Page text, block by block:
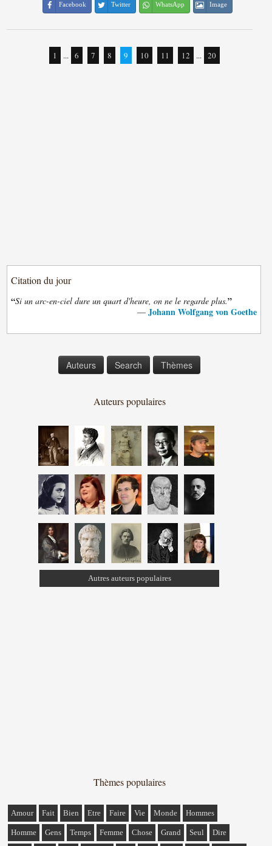
Facebook Twitter WhatsApp Image
1 ... 6 7 8 9 10 11 12 ... 20
Citation du jour
“Si un arc-en-ciel dure un quart d'heure, on ne le regarde plus.”
— Johann Wolfgang von Goethe
Auteurs Search Thèmes
Auteurs populaires
Autres auteurs populaires
Thèmes populaires
Amour Fait Bien Etre Faire Vie Monde Hommes
Homme Gens Temps Femme Chose Grand Seul Dire